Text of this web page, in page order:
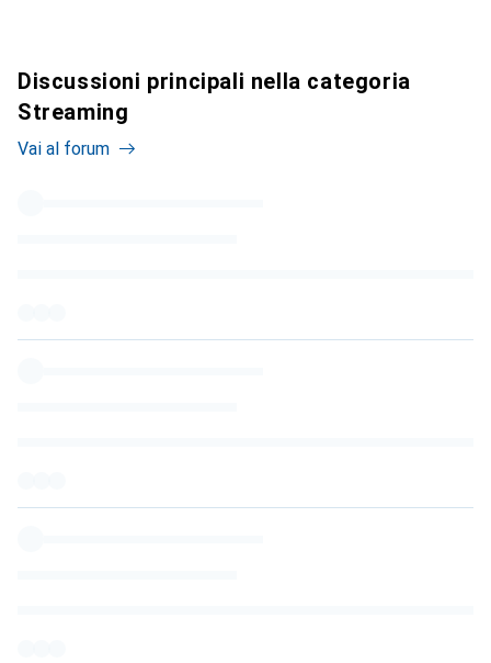
Discussioni principali nella categoria
Streaming
Vai al forum